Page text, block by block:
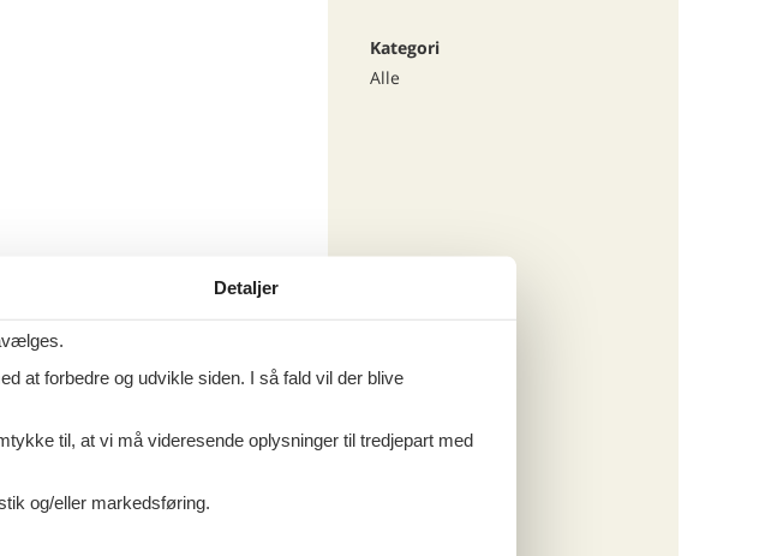
Kategori
Alle
Detaljer
at forbedre og udvikle siden. I så fald vil der blive
til, at vi må videresende oplysninger til tredjepart med
og/eller markedsføring.